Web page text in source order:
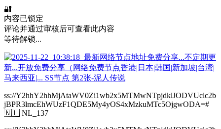
🔐
内容已锁定
评论并通过审核后可查看此内容
等待解锁...
ss://Y2hhY2hhMjAtaWV0Zi1wb2x5MTMwNTpjdklJODVUclc2b
jBPR3lmcEhWUzF1QDE5My4yOS4xMzkuMTc5OjgwODA=#
🇳🇱 NL_137